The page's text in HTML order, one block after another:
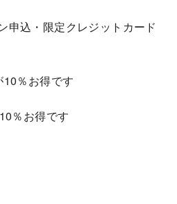
申込・限定クレジットカード
％お得です
％お得です